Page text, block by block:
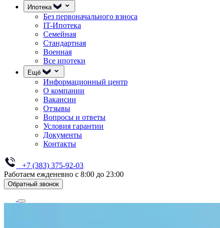
Ипотека
Без первоначального взноса
IT-Ипотека
Семейная
Стандартная
Военная
Все ипотеки
Ещё
Информационный центр
О компании
Вакансии
Отзывы
Вопросы и ответы
Условия гарантии
Документы
Контакты
+7 (383) 375-92-03
Работаем ежденевно с 8:00 до 23:00
Обратный звонок